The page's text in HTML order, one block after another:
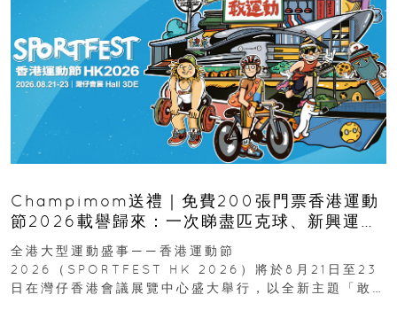
Champimom送禮｜免費200張門票香港運動
節2026載譽歸來：一次睇盡匹克球、新興運
動、街舞比賽＋逾百運動品牌展覽
全港大型運動盛事——香港運動節
2026（SPORTFEST HK 2026）將於8月21日至23
日在灣仔香港會議展覽中心盛大舉行，以全新主題「敢